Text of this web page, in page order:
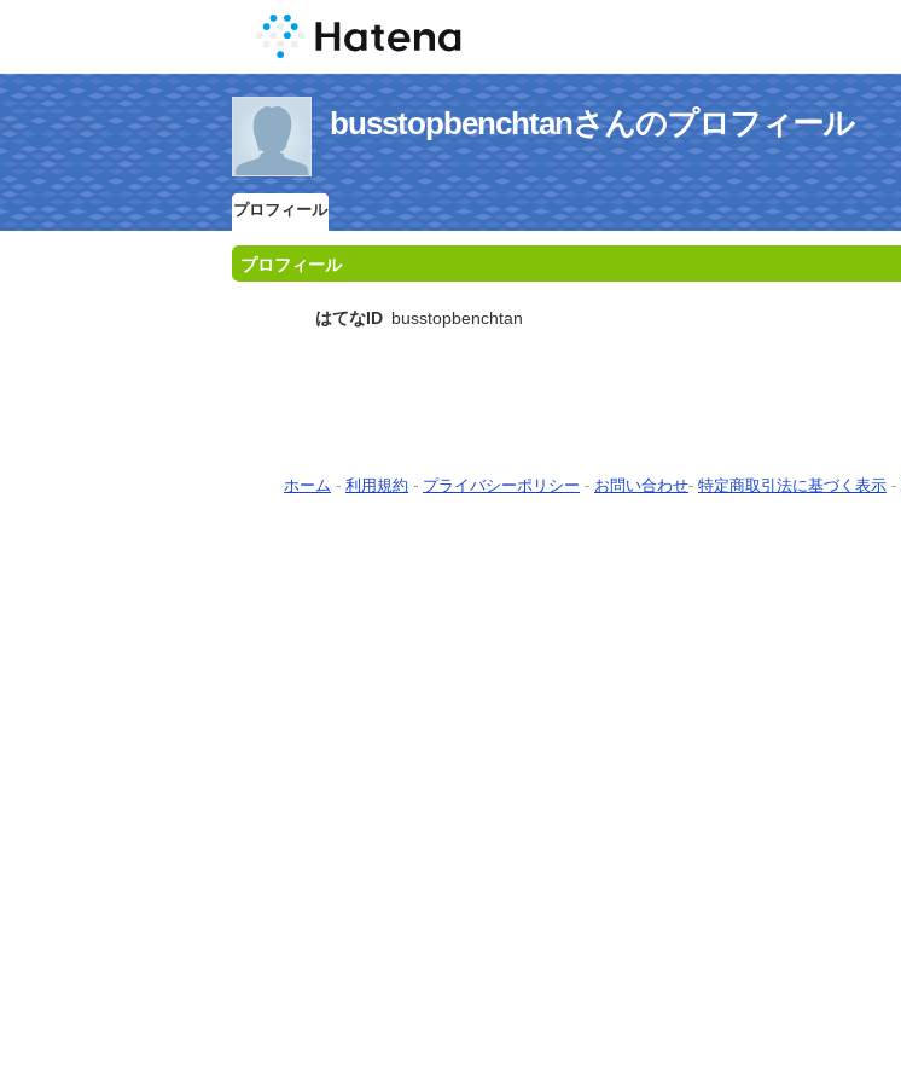
busstopbenchtanさんのプロフィール
プロフィール
プロフィール
はてなID busstopbenchtan
ホーム - 利用規約 - プライバシーポリシー - お問い合わせ- 特定商取引法に基づく表示 -